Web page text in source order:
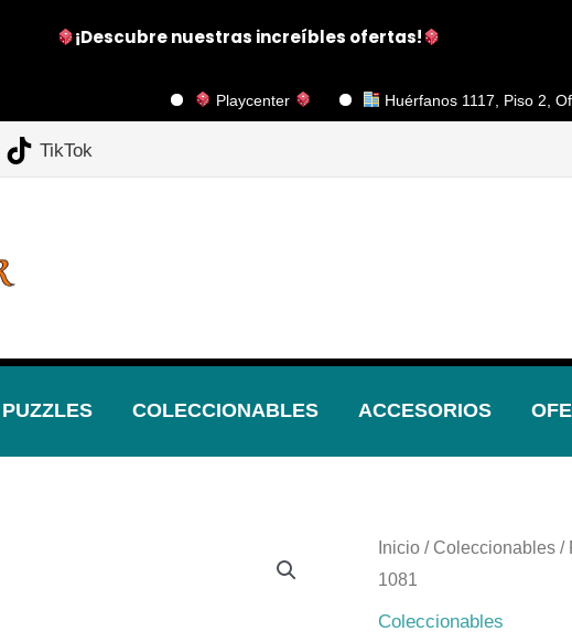
Playcenter Huérfanos 1117, Piso 2, Oficina
TikTok
PUZZLES COLECCIONABLES ACCESORIOS
Inicio / Coleccionables /
1081
Coleccionables
El
¡Descubre nuestras increíbles ofertas!